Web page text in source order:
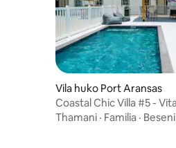
Vila huko Port Aransas
Coastal Chic Villa #5 -
Starehe vya King
Thamani · Familia ·